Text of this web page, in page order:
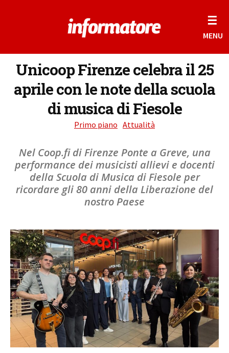
☰
MENU
Unicoop Firenze celebra il 25
aprile con le note della scuola
di musica di Fiesole
Primo piano Attualità
Nel Coop.fi di Firenze Ponte a Greve, una
performance dei musicisti allievi e docenti
della Scuola di Musica di Fiesole per
ricordare gli 80 anni della Liberazione del
nostro Paese